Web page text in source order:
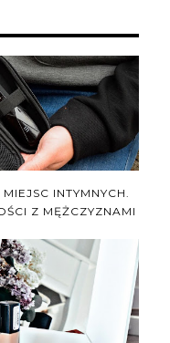
INTYMNYCH.
Z MĘŻCZYZNAMI